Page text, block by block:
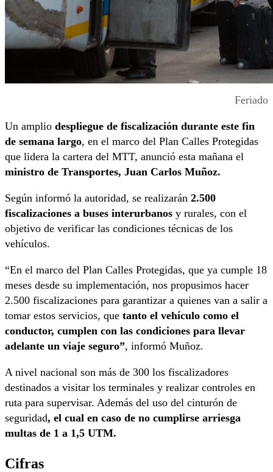
Feriado
Un amplio despliegue de fiscalización durante este fin
de semana largo, en el marco del Plan Calles Protegidas
que lidera la cartera del MTT, anunció esta mañana el
ministro de Transportes, Juan Carlos Muñoz.
Según informó la autoridad, se realizarán 2.500
fiscalizaciones a buses interurbanos y rurales, con el
objetivo de verificar las condiciones técnicas de los
vehículos.
“En el marco del Plan Calles Protegidas, que ya cumple 18
meses desde su implementación, nos propusimos hacer
2.500 fiscalizaciones para garantizar a quienes van a salir a
tomar estos servicios, que tanto el vehículo como el
conductor, cumplen con las condiciones para llevar
adelante un viaje seguro”, informó Muñoz.
A nivel nacional son más de 300 los fiscalizadores
destinados a visitar los terminales y realizar controles en
ruta para supervisar. Además del uso del cinturón de
seguridad, el cual en caso de no cumplirse arriesga
multas de 1 a 1,5 UTM.
Cifras